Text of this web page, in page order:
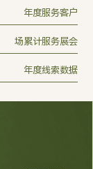
年度服务客户
场累计服务展会
年度线索数据